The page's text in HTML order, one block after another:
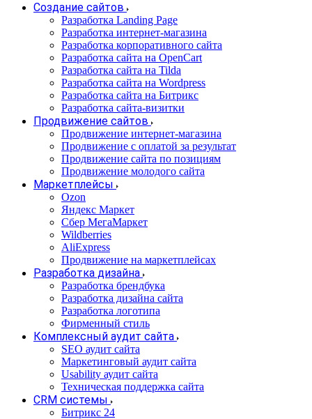
Создание сайтов
Разработка Landing Page
Разработка интернет-магазина
Разработка корпоративного сайта
Разработка сайта на OpenCart
Разработка сайта на Tilda
Разработка сайта на Wordpress
Разработка сайта на Битрикс
Разработка сайта-визитки
Продвижение сайтов
Продвижение интернет-магазина
Продвижение с оплатой за результат
Продвижение сайта по позициям
Продвижение молодого сайта
Маркетплейсы
Ozon
Яндекс Маркет
Сбер МегаМаркет
Wildberries
AliExpress
Продвижение на маркетплейсах
Разработка дизайна
Разработка брендбука
Разработка дизайна сайта
Разработка логотипа
Фирменный стиль
Комплексный аудит сайта
SEO аудит сайта
Маркетинговый аудит сайта
Usability аудит сайта
Техническая поддержка сайта
CRM системы
Битрикс 24